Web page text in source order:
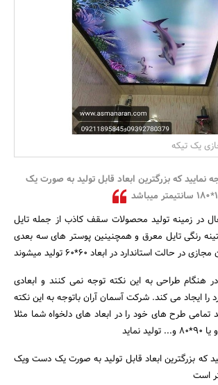
بانک، بیمه و سرمایه
مسکن و ساختمان
یک تیکه
نمایید که بزرگترین ابعاد قابل تولید به صورت یک
در زمینه تولید محصولات سقف کاذب از جمله تایل
رنگی تایل معرق و همچنینین پوستر های سه بعدی
استاندارد در ابعاد 60*60 تولید میشوند
هنگام طراحی به این نکته توجه نمی کنند و ابعادی
را ایجاد می کند. شرکت آسمان آران باتوجه به این نکته
تمامی طرح های خود را در ابعاد های دلخواه شما مثلا
که بزرگترین ابعاد قابل تولید به صورت یک دست ویک